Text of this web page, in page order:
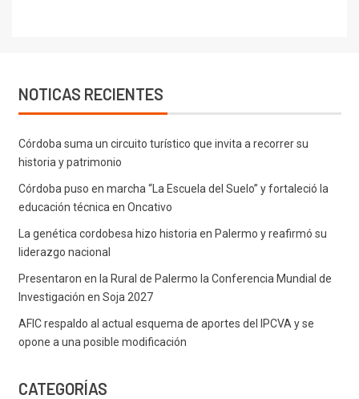
NOTICAS RECIENTES
Córdoba suma un circuito turístico que invita a recorrer su
historia y patrimonio
Córdoba puso en marcha “La Escuela del Suelo” y fortaleció la
educación técnica en Oncativo
La genética cordobesa hizo historia en Palermo y reafirmó su
liderazgo nacional
Presentaron en la Rural de Palermo la Conferencia Mundial de
Investigación en Soja 2027
AFIC respaldo al actual esquema de aportes del IPCVA y se
opone a una posible modificación
CATEGORÍAS